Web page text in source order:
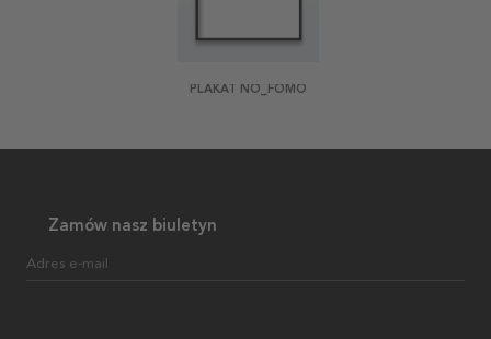
PLAKAT NO_FOMO
Zamów nasz biuletyn
Adres e-mail